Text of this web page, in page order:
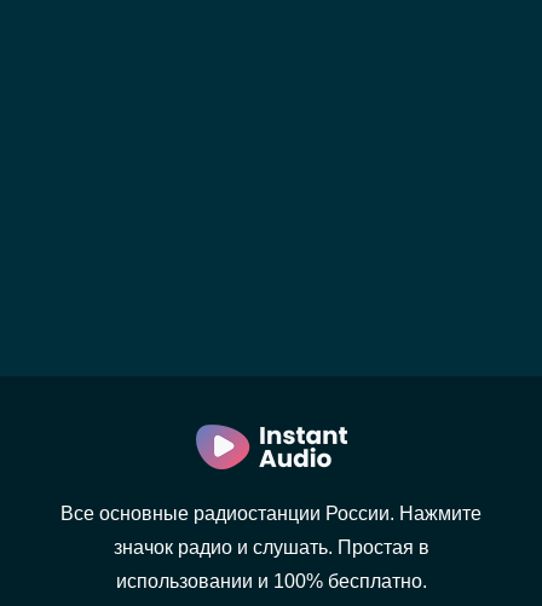
Все основные радиостанции России. Нажмите
значок радио и слушать. Простая в
использовании и 100% бесплатно.